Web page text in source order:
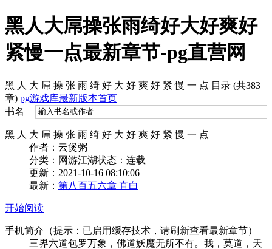
黑人大屌操张雨绮好大好爽好
紧慢一点最新章节-pg直营网
黑 人 大 屌 操 张 雨 绮 好 大 好 爽 好 紧 慢 一 点 目录 (共383
章) pg游戏库最新版本首页
书名
黑 人 大 屌 操 张 雨 绮 好 大 好 爽 好 紧 慢 一 点
作者：云煲粥
分类：网游江湖状态：连载
更新：2021-10-16 08:10:06
最新： 第八百五六章 直白
开始阅读
手机简介（提示：已启用缓存技术，请刷新查看最新章节）
三界六道包罗万象，佛道妖魔无所不有。我，莫道，天